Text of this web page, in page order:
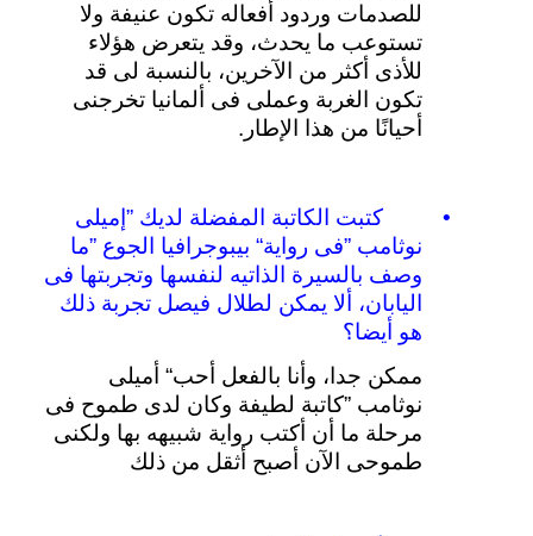
للصدمات وردود أفعاله تكون عنيفة ولا
تستوعب ما يحدث، وقد يتعرض هؤلاء
للأذى أكثر من الآخرين، بالنسبة لى قد
تكون
الغربة وعملى فى ألمانيا تخرجنى
أحيانًا من هذا الإطار .
• كتبت الكاتبة المفضلة لديك ” إميلى
نوثامب ”فى رواية“ بيبوجرافيا الجوع ”ما
وصف بالسيرة الذاتيه لنفسها وتجربتها فى
اليابان،
ألا يمكن لطلال فيصل تجربة ذلك
هو أيضا؟
ممكن جدا، وأنا بالفعل أحب“ أميلى
نوثامب ”كاتبة لطيفة وكان لدى طموح فى
مرحلة ما أن أكتب رواية شبيهه بها ولكنى
طموحى
الآن أصبح أثقل من ذلك